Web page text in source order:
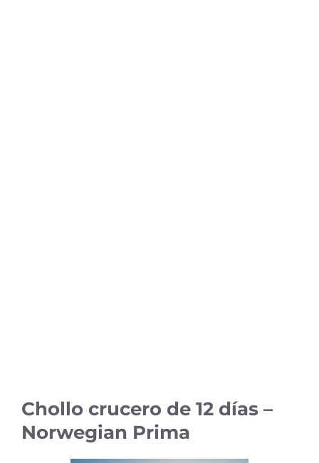
Chollo crucero de 12 días –
Norwegian Prima